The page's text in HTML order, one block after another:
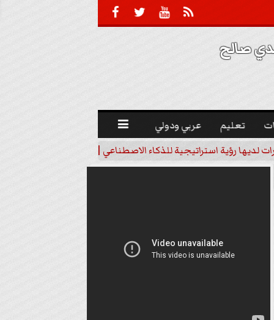
  

صالح
تعليم عربي ودولي 
لديها رؤية استراتيجية للذكاء الاصطناعي | فيديو